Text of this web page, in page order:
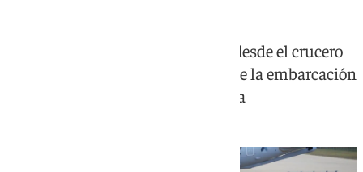
Todos ellos han sido trasladados desde el crucero
hasta el aeropuerto después de que la embarcación
atracase en el puerto de Granadilla